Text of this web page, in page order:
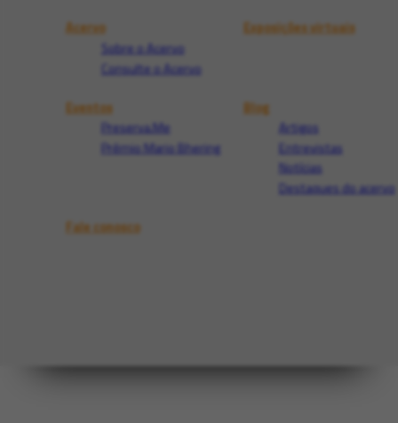
Acervo
Sobre o Acervo
Consulte o Acervo
Exposições virtuais
Eventos
Preserva.Me
Prêmio Mario Bhering
Blog
Artigos
Entrevistas
Notícias
Destaques do acervo
Fale conosco